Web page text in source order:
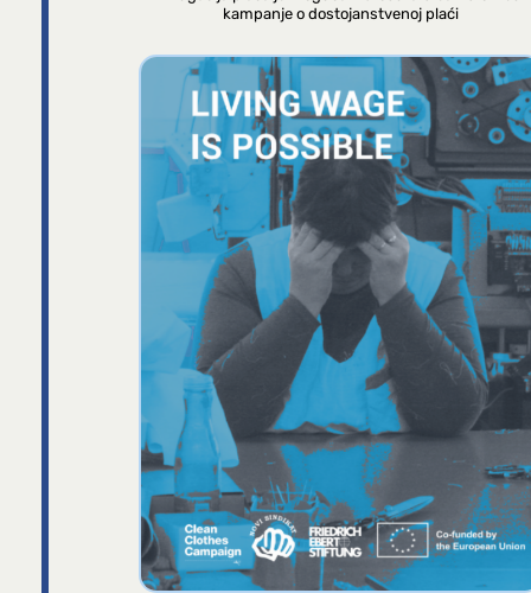
kampanje o dostojanstvenoj plaći